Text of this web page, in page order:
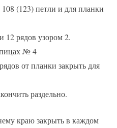
(123) петли и для планки
12 рядов узором 2.
№ 4
от планки закрыть для
раздельно.
краю закрыть в каждом